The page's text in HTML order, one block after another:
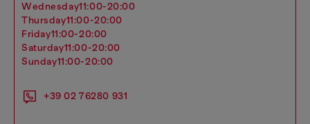
wednesday11:00-20:00
thursday11:00-20:00
friday11:00-20:00
saturday11:00-20:00
sunday11:00-20:00
+39 02 76280 931